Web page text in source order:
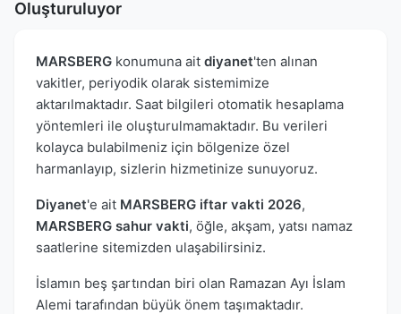
Oluşturuluyor
MARSBERG konumuna ait diyanet'ten alınan
vakitler, periyodik olarak sistemimize
aktarılmaktadır. Saat bilgileri otomatik hesaplama
yöntemleri ile oluşturulmamaktadır. Bu verileri
kolayca bulabilmeniz için bölgenize özel
harmanlayıp, sizlerin hizmetinize sunuyoruz.
Diyanet'e ait MARSBERG iftar vakti 2026,
MARSBERG sahur vakti, öğle, akşam, yatsı namaz
saatlerine sitemizden ulaşabilirsiniz.
İslamın beş şartından biri olan Ramazan Ayı İslam
Alemi tarafından büyük önem taşımaktadır.